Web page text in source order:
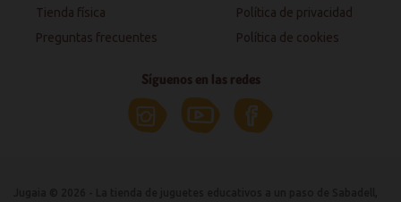
Tienda física
Preguntas frecuentes
Política de privacidad
Política de cookies
Síguenos en las redes